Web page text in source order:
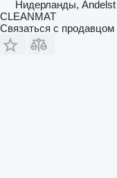
Нидерланды, Andelst
CLEANMAT
Связаться с продавцом